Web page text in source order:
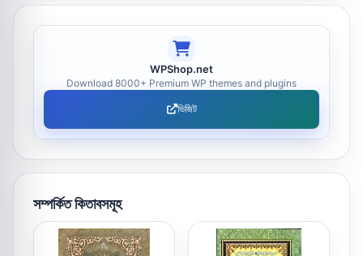
WPShop.net
Download 8000+ Premium WP themes and plugins
ভিজিট
সম্পর্কিত কিতাবসমূহ